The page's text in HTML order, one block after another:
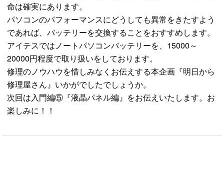
命は確実にあります。
パソコンのパフォーマンスにどうしても異常をきたすよう
であれば、バッテリーを交換することをおすすめします。
アイテスではノートパソコンバッテリーを、15000～
20000円程度で取り扱いをしております。
修理のノウハウを惜しみなくお伝えする本企画『明日から
修理屋さん』いかがでしたでしょうか。
次回は入門編⑤『液晶パネル編』をお伝えいたします。お
楽しみに！！